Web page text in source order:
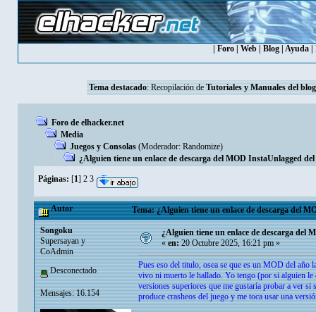
Foro| Web| Blog| Ayuda|
Tema destacado: Recopilación de Tutoriales y Manuales del blog
Foro de elhacker.net
Media
Juegos y Consolas (Moderador: Randomize)
¿Alguien tiene un enlace de descarga del MOD InstaUnlagged
Páginas: [1] 2 3
Autor Tema: ¿Alguien tiene un enlace de descarga del
Songoku
Supersayan y
CoAdmin
Desconectado
Mensajes: 16.154
¿Alguien tiene un enlace de descarga del
«en:20 Octubre 2025, 16:21 pm »
Pues eso del titulo, osea se que es un MOD del año
vivo ni muerto le hallado. Yo tengo (por si alguien le
versiones superiores que me gustaría probar a ver
produce crasheos del juego y me toca usar una